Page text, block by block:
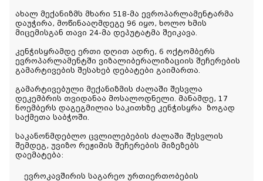
ახალ მექანიზმს მხარი 518-მა ევროპარლამენტარმა
დაუჭირა, მოწინააღმდეგე 96 იყო, ხოლო ხმის
მიცემისგან თავი 24-მა დეპუტატმა შეიკავა.
კენჭისყრამდე ერთი დღით ადრე, 6 ოქტომბერს
ევროპარლამენტში ვიზალიბერალიზაციის შეჩერების
გამარტივების შესახებ დებატები გაიმართა.
გამარტივებული მექანიზმის ძალაში შესვლა
დეკემბრის თვიდანაა მოსალოდნელი. მანამდე, 17
ნოემბერს დაგეგმილია საკითხზე კენჭისყრა ზოგად
საქმეთა საბჭოში.
საკანონმდებლო ცვლილებების ძალაში შესვლის
შემდეგ, უვიზო რეჟიმის შეჩერების მიზეზებს
დაემატება:
ევროკავშირის საგარეო ურთიერთობების